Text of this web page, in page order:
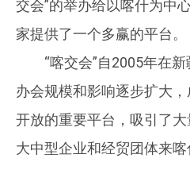
交会”的举办给以喀什为中
家提供了一个多赢的平台。
“喀交会”自2005年在新
办会规模和影响逐步扩大
开放的重要平台，吸引了
大中型企业和经贸团体来